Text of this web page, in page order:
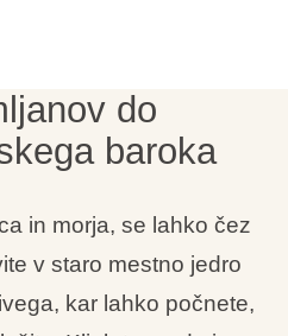
do
baroka
in morja, se lahko čez
v staro mestno jedro
kar lahko počnete,